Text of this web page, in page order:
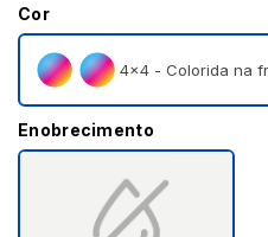
Cor
4×4 - Colorida na
Enobrecimento